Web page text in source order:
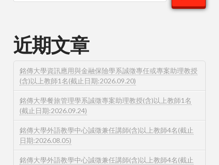
近期文章
銘傳大學資訊應用與金融保險學系誠徵專任或專案助理教授
(含)以上教師1名(截止日期:2026.09.20)
銘傳大學餐旅管理學系誠徵專案助理教授(含)以上教師1名
(截止日期:2026.09.24)
銘傳大學外語教學中心誠徵兼任講師(含)以上教師4名(截止
日期:2026.08.05)
銘傳大學外語教學中心誠徵兼任講師(含)以上教師4名(截止